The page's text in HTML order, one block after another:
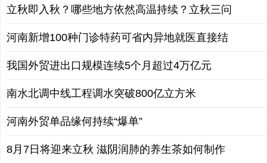
立秋即入秋？哪些地方依然高温持续？立秋三问
河南新增100种门诊特药可省内异地就医直接结
我国外贸进出口规模连续5个月超过4万亿元
南水北调中线工程调水突破800亿立方米
河南外贸单品缘何持续“爆单”
8月7日将迎来立秋 滋阴润肺的养生茶如何制作